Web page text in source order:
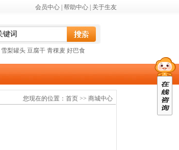
会员中心 帮助中心 关于生友
雪梨罐头 豆腐干 青稞麦 好巴食
您现在的位置： 首页 >> 商城中心